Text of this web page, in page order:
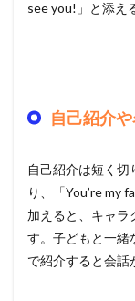
see you!」と添え
自己紹介
自己紹介は短く切
り、「You’re my
加えると、キャラ
す。子どもと一緒
で紹介すると会話